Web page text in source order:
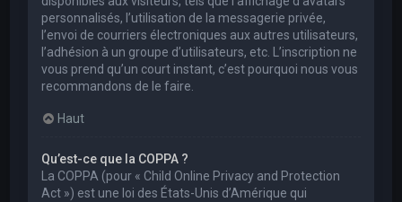
personnalisés, l’utilisation de la messagerie privée,
l’envoi de courriers électroniques aux autres utilisateurs,
l’adhésion à un groupe d’utilisateurs, etc. L’inscription ne
vous prend qu’un court instant, c’est pourquoi nous vous
recommandons de le faire.
Haut
Qu’est-ce que la COPPA ?
La COPPA (pour « Child Online Privacy and Protection
Act ») est une loi des États-Unis d’Amérique qui